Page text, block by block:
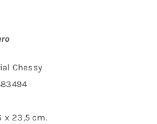
Chessy
x 23,5 cm.